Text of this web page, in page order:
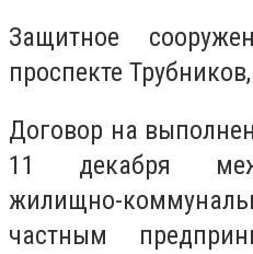
Защитное
проспекте
Договор на
11 декабря
жилищно-
частным